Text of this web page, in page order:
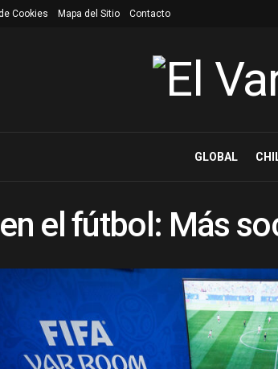
Cookies Mapa del Sitio Contacto
GLOBAL
en el fútbol: Más